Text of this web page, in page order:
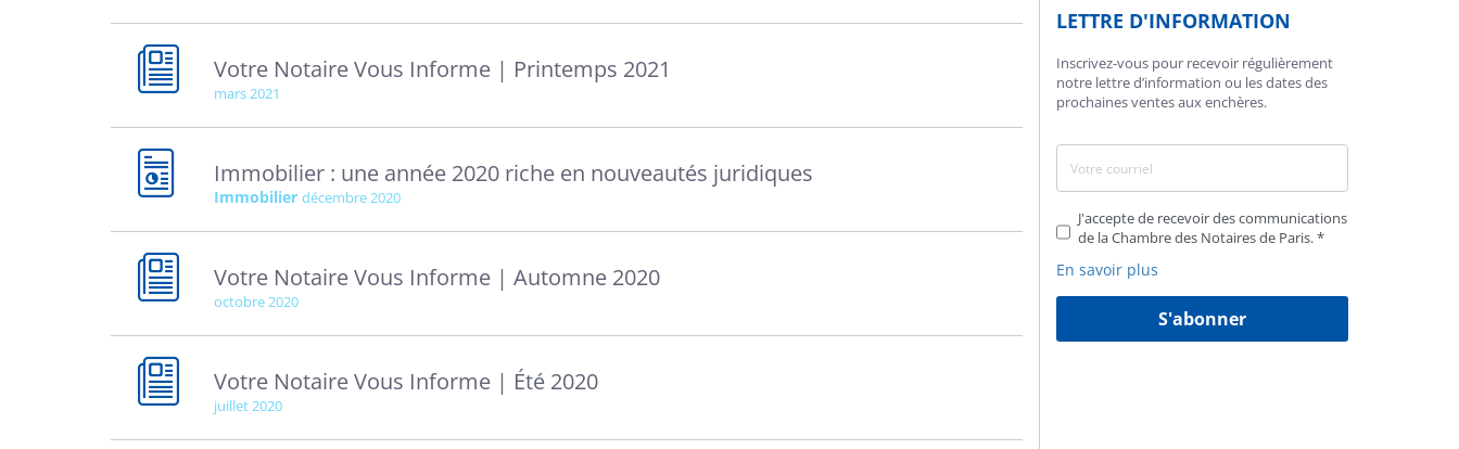
Votre Notaire Vous Informe | Printemps 2021
mars 2021
Immobilier : une année 2020 riche en nouveautés juridiques
Immobilier décembre 2020
Votre Notaire Vous Informe | Automne 2020
octobre 2020
Votre Notaire Vous Informe | Été 2020
juillet 2020
LETTRE D'INFORMATION
Inscrivez-vous pour recevoir régulièrement
notre lettre d’information ou les dates des
prochaines ventes aux enchères.
J'accepte de recevoir des communications
de la Chambre des Notaires de Paris.
En savoir plus
S'abonner